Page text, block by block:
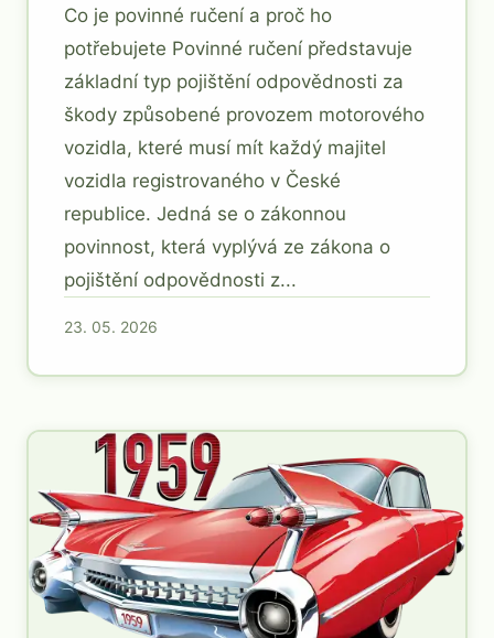
Co je povinné ručení a proč ho
potřebujete Povinné ručení představuje
základní typ pojištění odpovědnosti za
škody způsobené provozem motorového
vozidla, které musí mít každý majitel
vozidla registrovaného v České
republice. Jedná se o zákonnou
povinnost, která vyplývá ze zákona o
pojištění odpovědnosti z...
23. 05. 2026